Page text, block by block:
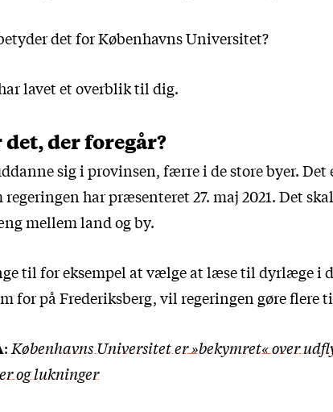
det for Københavns Universitet?
lavet et overblik til dig.
det, der foregår?
sig i provinsen, færre i de store byer. Det
regeringen har præsenteret 27. maj 2021. Det
mellem land og by.
til for eksempel at vælge at læse til dyrlæge i
for på Frederiksberg, vil regeringen gøre flere
:Københavns Universitet er »bekymret« over
og lukninger